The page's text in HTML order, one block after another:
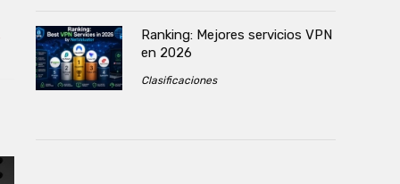
Ranking: Mejores servicios VPN
en 2026
Clasificaciones